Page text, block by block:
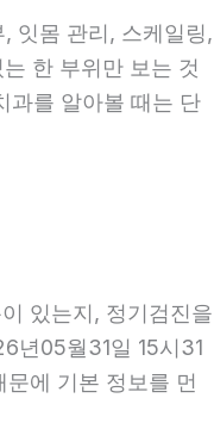
잇몸 관리, 스케일링,
한 부위만 보는 것
과를 알아볼 때는 단
있는지, 정기검진을
년05월31일 15시31
에 기본 정보를 먼